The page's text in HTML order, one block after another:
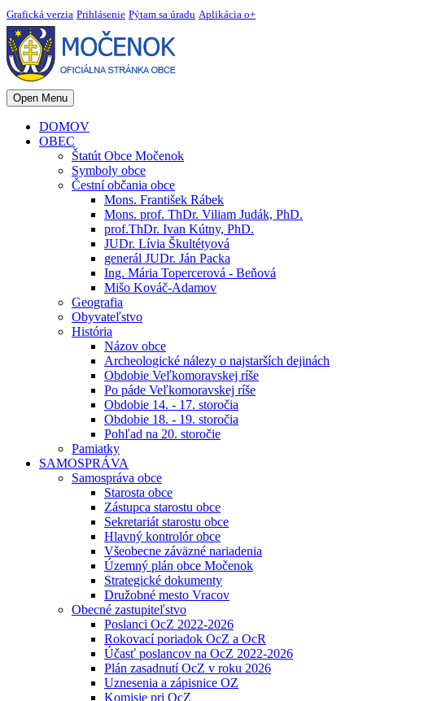
Grafická verzia Prihlásenie Pýtam sa úradu Aplikácia o+
Open Menu
DOMOV
OBEC
Štatút Obce Močenok
Symboly obce
Čestní občania obce
Mons. František Rábek
Mons. prof. ThDr. Viliam Judák, PhD.
prof.ThDr. Ivan Kútny, PhD.
JUDr. Lívia Škultétyová
generál JUDr. Ján Packa
Ing. Mária Topercerová - Beňová
Mišo Kováč-Adamov
Geografia
Obyvateľstvo
História
Názov obce
Archeologické nálezy o najstarších dejinách
Obdobie Veľkomoravskej ríše
Po páde Veľkomoravskej ríše
Obdobie 14. - 17. storočia
Obdobie 18. - 19. storočia
Pohľad na 20. storočie
Pamiatky
SAMOSPRÁVA
Samospráva obce
Starosta obce
Zástupca starostu obce
Sekretariát starostu obce
Hlavný kontrolór obce
Všeobecne záväzné nariadenia
Územný plán obce Močenok
Strategické dokumenty
Družobné mesto Vracov
Obecné zastupiteľstvo
Poslanci OcZ 2022-2026
Rokovací poriadok OcZ a OcR
Účasť poslancov na OcZ 2022-2026
Plán zasadnutí OcZ v roku 2026
Uznesenia a zápisnice OZ
Komisie pri OcZ